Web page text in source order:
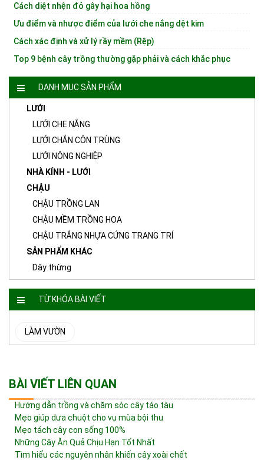
Cách diệt nhện đỏ gây hại hoa hồng
Ưu điểm và nhược điểm của lưới che nắng dệt kim
Cách xác định và xử lý rầy mềm (Rệp)
Top 9 bệnh cây trồng thường gặp phải và cách khắc phục
DANH MỤC SẢN PHẨM
LƯỚI
LƯỚI CHE NẮNG
LƯỚI CHẮN CÔN TRÙNG
LƯỚI NÔNG NGHIỆP
NHÀ KÍNH - LƯỚI
CHẬU
CHẬU TRỒNG LAN
CHẬU MỀM TRỒNG HOA
CHẬU TRẮNG NHỰA CỨNG TRANG TRÍ
SẢN PHẨM KHÁC
Dây thừng
TỪ KHÓA BÀI VIẾT
LÀM VƯỜN
BÀI VIẾT LIÊN QUAN
Hướng dẫn trồng và chăm sóc cây táo tàu
Mẹo giúp dưa chuột cho vụ mùa bội thu
Mẹo tách cây con sống 100%
Những Cây Ăn Quả Chịu Hạn Tốt Nhất
Tìm hiểu các nguyên nhân khiến cây xoài chết